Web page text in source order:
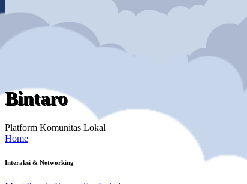
Bintaro
Platform Komunitas Lokal
Home
Interaksi & Networking